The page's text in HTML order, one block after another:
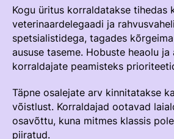
Kogu üritus korraldatakse tihedas
veterinaardelegaadi ja
spetsialistidega, tagades
aususe taseme. Hobuste heaolu
korraldajate peamisteks
Täpne osalejate arv kinnitatakse
võistlust. Korraldajad ootavad
osavõttu, kuna mitmes klassis
piiratud.